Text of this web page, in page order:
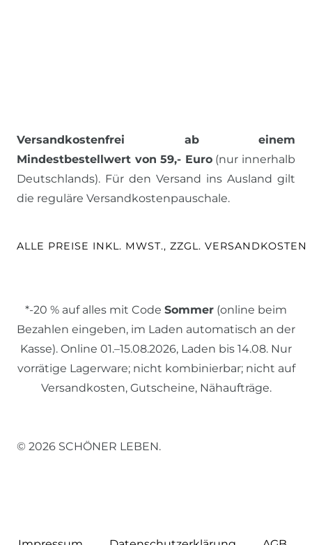
Versandkostenfrei ab einem
Mindestbestellwert von 59,- Euro(nur innerhalb
Deutschlands). Für den Versand ins Ausland gilt
die reguläre Versandkostenpauschale.
ALLE PREISE INKL. MWST., ZZGL. VERSANDKOSTEN
*-20 % auf alles mit Code Sommer (online beim
Bezahlen eingeben, im Laden automatisch an der
Kasse). Online 01.–15.08.2026, Laden bis 14.08. Nur
vorrätige Lagerware; nicht kombinierbar; nicht auf
Versandkosten, Gutscheine, Nähaufträge.
© 2026 SCHÖNER LEBEN.